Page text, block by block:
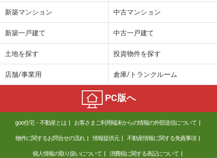
大阪府吹田市山手町３丁目
大阪府吹田市山手町３丁目
大阪府吹田市山手町３丁目
価 格
2.80万円
住 所
大阪府吹田市山手町３丁目
間取り
1K
新築マンション 中古マンション
新築一戸建て 中古一戸建て
土地を探す 投資物件を探す
店舗/事業用 倉庫/トランクルーム
PC版へ
goo住宅・不動産とは お客さまご利用端末からの情報の外部送信について
物件に関するお問合せの流れ 情報提供元 不動産情報に関する免責事項
個人情報の取り扱いについて 消費税に関する表記について